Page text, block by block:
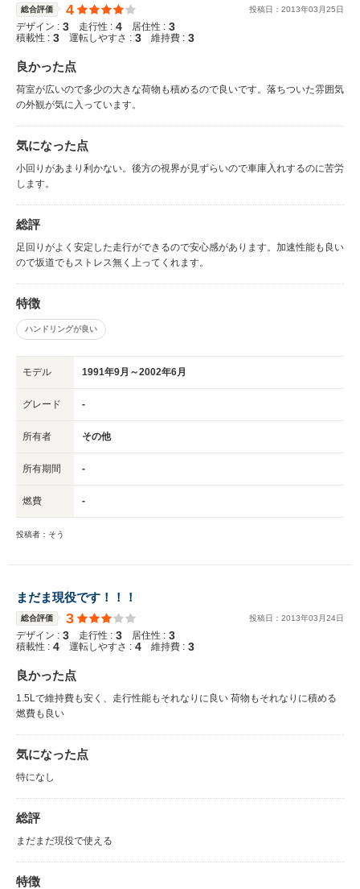
総合評価 4 投稿日： 2013年03 月25日
デザイン : 3 走行性 : 4 居住性 : 3
積載性 : 3 運転しやすさ : 3 維持費 : 3
良かった点
荷室が広いので多少の大きな荷物も積めるので良いです。落ちついた雰囲気
の外観が気に入っています。
気になった点
小回りがあまり利かない。後方の視界が見ずらいので車庫入れするのに苦労
します。
総評
足回りがよく安定した走行ができるので安心感があります。加速性能も良い
ので坂道でもストレス無く上ってくれます。
特徴
ハンドリングが良い
モデル 1991年9月～2002年6月
グレード -
所有者 その他
所有期間 -
燃費 -
投稿者：そう
まだま現役です！！！
総合評価 3 投稿日： 2013年03 月24日
デザイン : 3 走行性 : 3 居住性 : 3
積載性 : 4 運転しやすさ : 4 維持費 : 3
良かった点
1.5Lで維持費も安く、走行性能もそれなりに良い 荷物もそれなりに積める
燃費も良い
気になった点
特になし
総評
まだまだ現役で使える
特徴